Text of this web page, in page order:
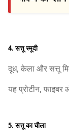
4. सत्तू स्मूदी
दूध, केला और सत्तू
यह प्रोटीन,
5. सत्तू का चीला